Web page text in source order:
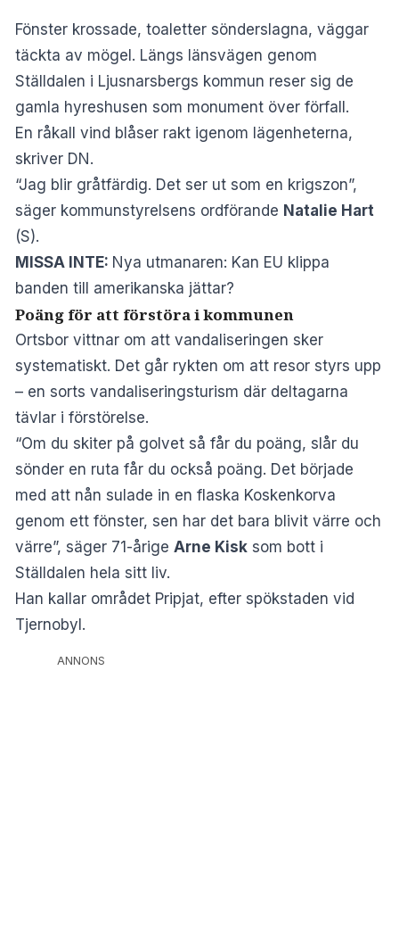
Fönster krossade, toaletter sönderslagna, väggar
täckta av mögel. Längs länsvägen genom
Ställdalen i Ljusnarsbergs kommun reser sig de
gamla hyreshusen som monument över förfall.
En råkall vind blåser rakt igenom lägenheterna,
skriver DN.
“Jag blir gråtfärdig. Det ser ut som en krigszon”,
säger kommunstyrelsens ordförande Natalie Hart
(S).
MISSA INTE: Nya utmanaren: Kan EU klippa
banden till amerikanska jättar?
Poäng för att förstöra i kommunen
Ortsbor vittnar om att vandaliseringen sker
systematiskt. Det går rykten om att resor styrs upp
– en sorts vandaliseringsturism där deltagarna
tävlar i förstörelse.
“Om du skiter på golvet så får du poäng, slår du
sönder en ruta får du också poäng. Det började
med att nån sulade in en flaska Koskenkorva
genom ett fönster, sen har det bara blivit värre och
värre”, säger 71-årige Arne Kisk som bott i
Ställdalen hela sitt liv.
Han kallar området Pripjat, efter spökstaden vid
Tjernobyl.
ANNONS